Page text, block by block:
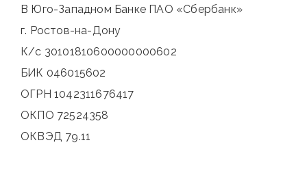
В Юго-Западном Банке ПАО «Сбербанк»
г. Ростов-на-Дону
К/с 30101810600000000602
БИК 046015602
ОГРН 1042311676417
ОКПО 72524358
ОКВЭД 79.11